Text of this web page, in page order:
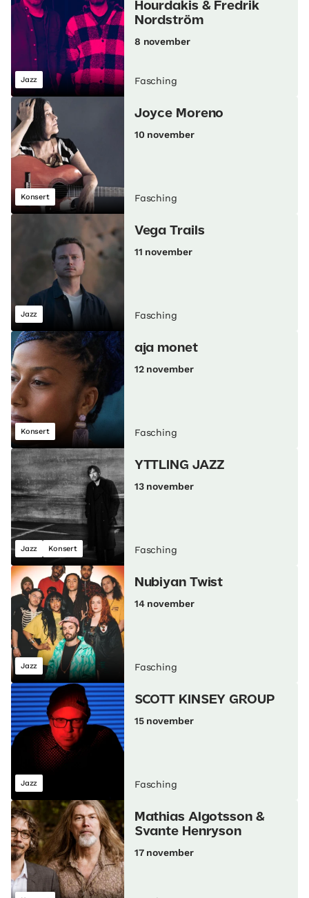
Jazz
Hourdakis & Fredrik
Nordström
8 november
Fasching
Konsert
Joyce Moreno
10 november
Fasching
Jazz
Vega Trails
11 november
Fasching
Konsert
aja monet
12 november
Fasching
Jazz Konsert
YTTLING JAZZ
13 november
Fasching
Jazz
Nubiyan Twist
14 november
Fasching
Jazz
SCOTT KINSEY GROUP
15 november
Fasching
Mathias Algotsson &
Svante Henryson
17 november